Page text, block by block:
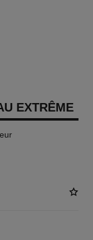
EXTRÊME